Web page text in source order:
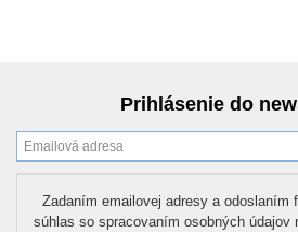
Prihlásenie do
Zadaním emailovej adresy a odoslaním
súhlas so spracovaním osobných údajov